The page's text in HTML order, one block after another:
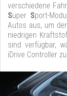
verschiedene
Super Sport-
Autos aus, um
niedrigen
sind verfügbar,
iDrive Controller